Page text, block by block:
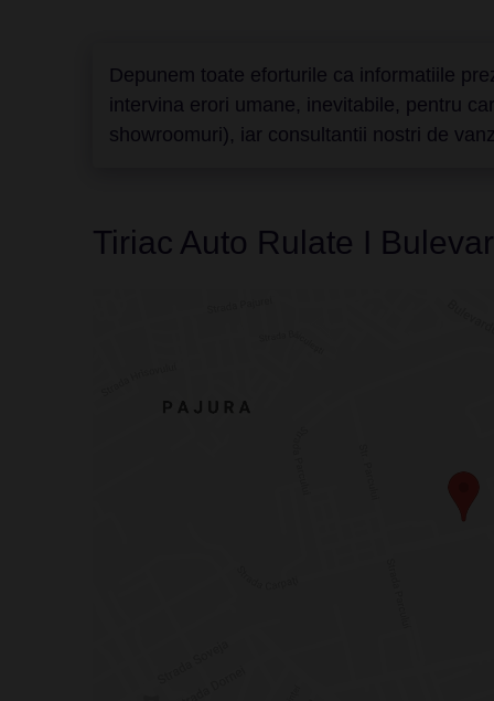
Depunem toate eforturile ca informatiile
intervina erori umane, inevitabile, pentru
showroomuri), iar consultantii nostri de
Tiriac Auto Rulate I